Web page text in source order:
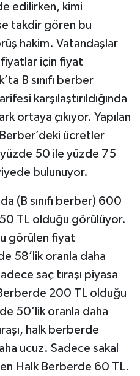
edilirken, kimi
takdir gören bu
hakim. Vatandaşlar
için fiyat
B sınıfı berber
karşılaştırıldığında
ortaya çıkıyor. Yapılan
ücretler
50 ile yüzde 75
bulunuyor.
(B sınıfı berber) 600
TL olduğu görülüyor.
görülen fiyat
58’lik oranla daha
saç tıraşı piyasa
200 TL olduğu
50’lik oranla daha
halk berberde
ucuz. Sadece sakal
Halk Berberde 60 TL.